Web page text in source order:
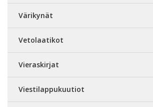
Värikynät
Vetolaatikot
Vieraskirjat
Viestilappukuutiot